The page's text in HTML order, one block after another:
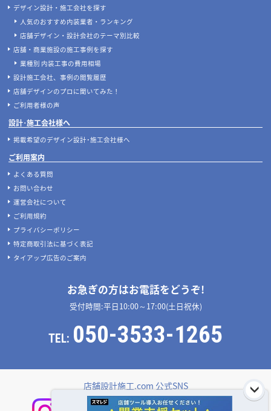
デザイン設計・施工会社を探す
人気のおすすめ内装業者・ランキング
店舗デザイン・設計会社のテーマ別比較
店舗・商業施設の施工事例を探す
業種別 内装工事の費用相場
設計施工会社、事例の閲覧履歴
店舗デザインのプロに聞いてみた！
ご利用者様の声
設計･施工会社様へ
掲載希望のデザイン設計･施工会社様へ
ご利用案内
よくある質問
お問い合わせ
運営会社について
ご利用規約
プライバシーポリシー
特定商取引法に基づく表記
タイアップ広告のご案内
お急ぎの方はお電話をどうぞ!
受付時間:平日10:00～17:00(土日祝休)
TEL: 050-3533-1265
店舗設計施工.com 公式SNS